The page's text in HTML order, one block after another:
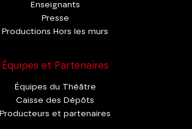
Enseignants
Presse
Productions Hors les murs
Équipes et Partenaires
Équipes du Théâtre
Caisse des Dépôts
Producteurs et partenaires